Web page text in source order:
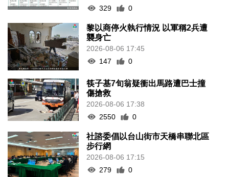
329
0
黎以商停火執行情況 以軍稱2兵遭
襲身亡
2026-08-06 17:45
147
0
筷子基7旬翁疑衝出馬路遭巴士撞
傷搶救
2026-08-06 17:38
2550
0
社諮委倡以台山街市天橋串聯北區
步行網
2026-08-06 17:15
279
0